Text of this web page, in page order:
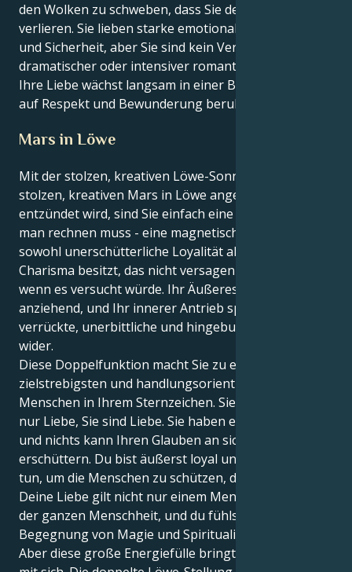
den Wolken zu schweben, dass Sie den Anschluss
verlieren. Sie lieben starke emotionale Bindungen
und Sicherheit, aber Sie sind kein Verfechter
dramatischer oder intensiver romantischer Gefühle;
Ihre Liebe wächst langsam in einer Beziehung, die
auf Respekt und Bewunderung beruht.
Mars in Löwe
Mit der stolzen, kreativen Löwe-Sonne, die durch den
stolzen, kreativen Mars in Löwe angeregt und
entzündet wird, sind Sie einfach eine Kraft, mit der
man rechnen muss - eine magnetische Präsenz, die
sowohl unerschütterliche Loyalität als auch ein
Charisma besitzt, das nicht versagen würde, selbst
wenn es versucht würde. Ihr Äußeres ist unendlich
anziehend, und Ihr innerer Antrieb spiegelt dieselbe
verrückte, unerbittliche und hingebungsvolle Liebe
wider.
Diese Doppelfunktion macht Sie zu einem der
zielstrebigsten und handlungsorientiertesten
Menschen in Ihrem Sternzeichen. Sie fühlen nicht
nur Liebe, Sie sind Liebe. Sie haben eine klare Vision
und nichts kann Ihren Glauben an sich selbst
erschüttern. Du bist äußerst loyal und würdest alles
tun, um die Menschen zu schützen, die du liebst.
Deine Liebe gilt nicht nur einem Menschen, sondern
der ganzen Menschheit, und du fühlst dich bei jeder
Begegnung von Magie und Spiritualität angezogen.
Aber diese große Energiefülle bringt schwere Lasten